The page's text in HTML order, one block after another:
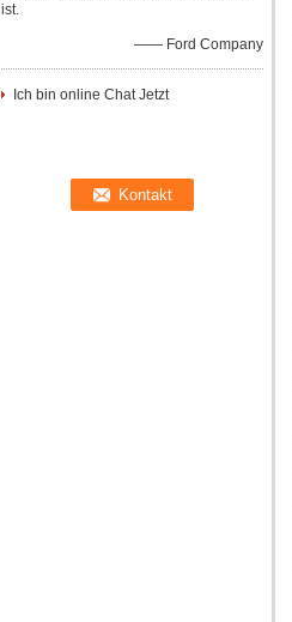
ist.
—— Ford Company
Ich bin online Chat Jetzt